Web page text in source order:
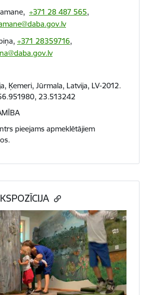
+371 28 487 565,
+371 28359716,
Ķemeri, Jūrmala, Latvija, LV-2012.
23.513242
pieejams apmeklētājiem